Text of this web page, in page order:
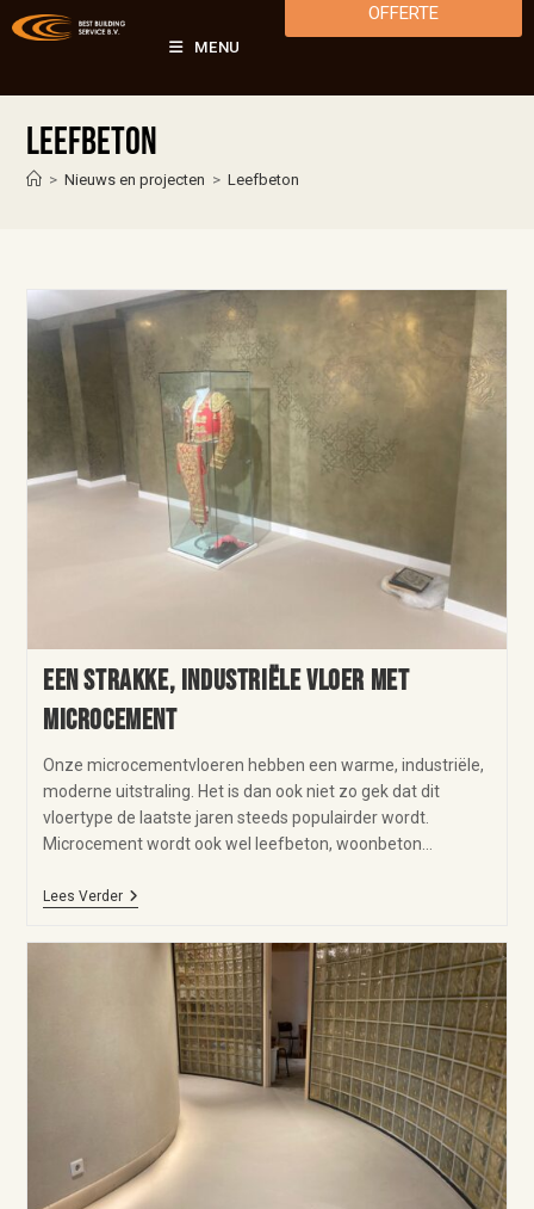
MENU
OFFERTE
Leefbeton
> Nieuws en projecten > Leefbeton
Een strakke, industriële vloer met
microcement
Onze microcementvloeren hebben een warme, industriële,
moderne uitstraling. Het is dan ook niet zo gek dat dit
vloertype de laatste jaren steeds populairder wordt.
Microcement wordt ook wel leefbeton, woonbeton…
Lees Verder